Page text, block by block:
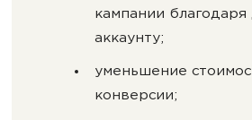
кампании благодаря
аккаунту;
уменьшение
конверсии;